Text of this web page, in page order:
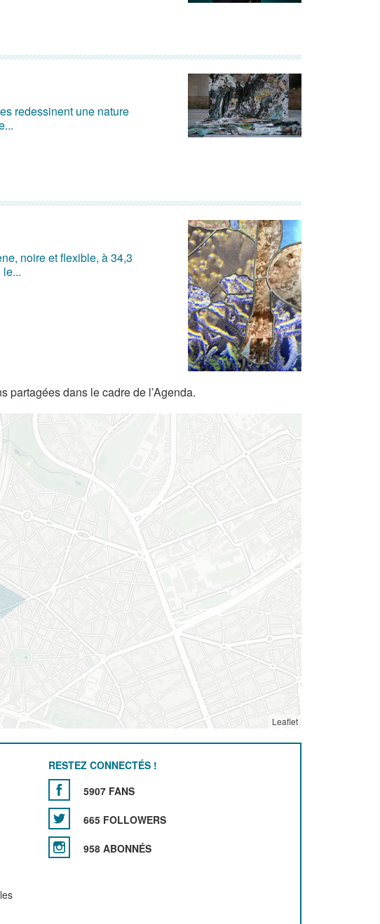
redessinent une nature
noire et flexible, à 34,3
dans le cadre de l’Agenda.
Leaflet
RESTEZ CONNECTÉS !
5907 FANS
665 FOLLOWERS
958 ABONNÉS